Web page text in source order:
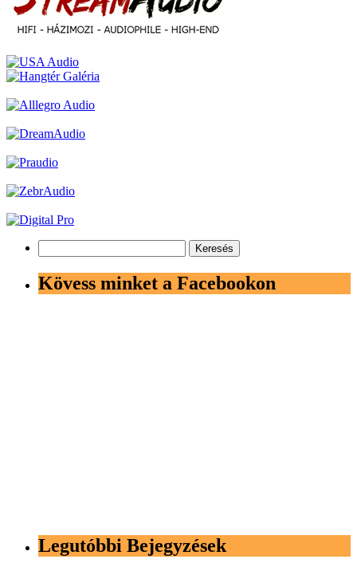
Kövess minket a Facebookon
Legutóbbi Bejegyzések